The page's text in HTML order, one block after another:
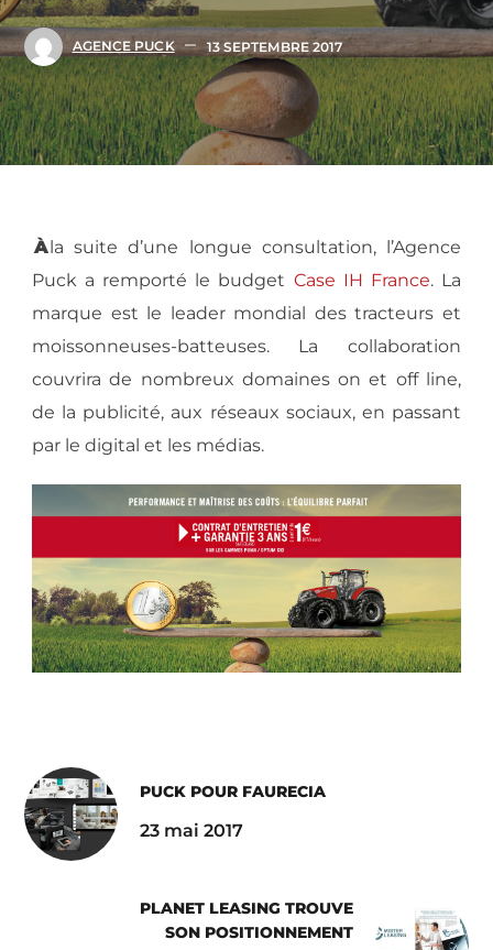
AGENCE PUCK 13 SEPTEMBRE 2017
Àla suite d’une longue consultation, l’Agence
Puck a remporté le budget Case IH France. La
marque est le leader mondial des tracteurs et
moissonneuses-batteuses. La collaboration
couvrira de nombreux domaines on et off line,
de la publicité, aux réseaux sociaux, en passant
par le digital et les médias.
PUCK POUR FAURECIA
23 mai 2017
PLANET LEASING TROUVE
SON POSITIONNEMENT